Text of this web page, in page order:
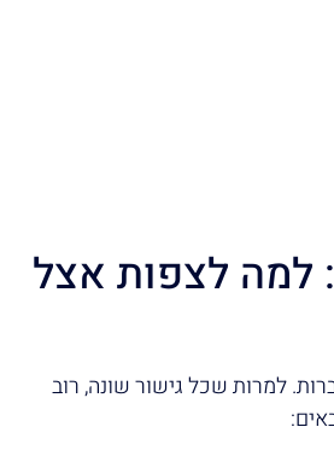
למה לצפות אצל
למרות שכל גישור שונה, רוב